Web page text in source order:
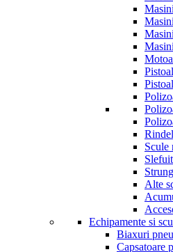
Scule
Alte
Echipamente si
Biaxuri
Capsatoare